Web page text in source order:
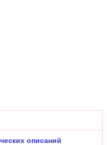
описаний